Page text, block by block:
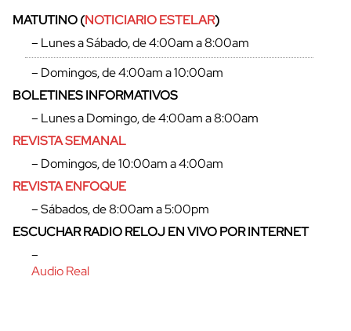
cerrar
MATUTINO (NOTICIARIO ESTELAR)
– Lunes a Sábado, de 4:00am a 8:00am
– Domingos, de 4:00am a 10:00am
BOLETINES INFORMATIVOS
– Lunes a Domingo, de 4:00am a 8:00am
REVISTA SEMANAL
– Domingos, de 10:00am a 4:00am
REVISTA ENFOQUE
– Sábados, de 8:00am a 5:00pm
ESCUCHAR RADIO RELOJ EN VIVO POR INTERNET
–
Audio Real